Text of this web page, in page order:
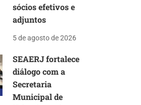
sócios efetivos e
adjuntos
5 de agosto de 2026
SEAERJ fortalece
diálogo com a
Secretaria
Municipal de